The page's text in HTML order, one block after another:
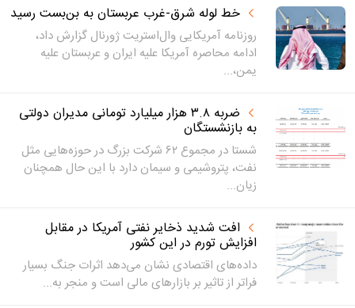
خط لوله شرق‑غرب عربستان به بن‌بست رسید
روزنامه آمریکایی وال‌استریت ژورنال گزارش داد،
ادامه محاصره آمریکا علیه ایران و عربستان علیه
یمن،...
ضربه ۳.۸ هزار میلیارد تومانی مدیران دولتی
به بازنشستگان
شستا در مجموع ۶۲ شرکت بزرگ در حوزه‌هایی مثل
نفت، پتروشیمی و سیمان دارد با این حال همچنان
زیان...
افت شدید ذخایر نفتی آمریکا در مقابل
افزایش تورم در این کشور
داده‌های اقتصادی نشان می‌دهد اثرات جنگ بسیار
فراتر از تاثیر بر بازار‌های مالی است و منجر به...